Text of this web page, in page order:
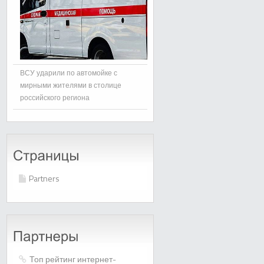
ВСУ ударили по автомойке с
мирными жителями в столице
российского региона
Partners
Топ рейтинг интернет-